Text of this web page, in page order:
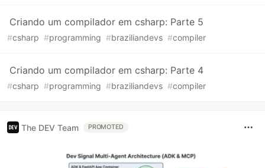
Criando um compilador em csharp: Parte 5
#csharp #programming #braziliandevs #compiler
Criando um compilador em csharp: Parte 4
#csharp #programming #braziliandevs #compiler
The DEV Team PROMOTED